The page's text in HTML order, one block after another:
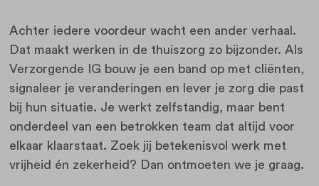
Achter iedere voordeur wacht een ander verhaal.
Dat maakt werken in de thuiszorg zo bijzonder. Als
Verzorgende IG bouw je een band op met cliënten,
signaleer je veranderingen en lever je zorg die past
bij hun situatie. Je werkt zelfstandig, maar bent
onderdeel van een betrokken team dat altijd voor
elkaar klaarstaat. Zoek jij betekenisvol werk met
vrijheid én zekerheid? Dan ontmoeten we je graag.